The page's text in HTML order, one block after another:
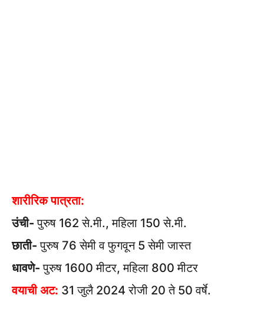
शारीरिक पात्रता:
उंची- पुरुष 162 से.मी., महिला 150 से.मी.
छाती- पुरुष 76 सेमी व फुगवून 5 सेमी जास्त
धावणे- पुरुष 1600 मीटर, महिला 800 मीटर
वयाची अट: 31 जुलै 2024 रोजी 20 ते 50 वर्षे.